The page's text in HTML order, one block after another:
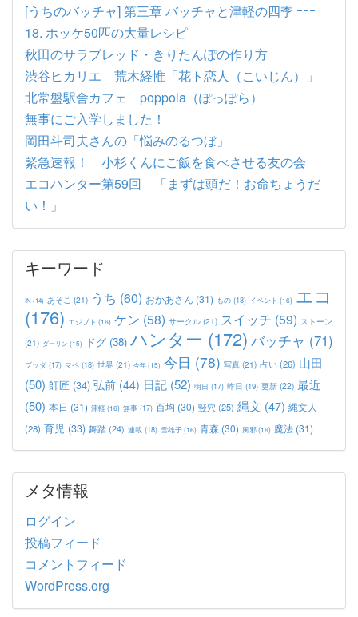
[うちのバッチャ] 第三章 バッチャと津軽の四季 ｰｰｰ
18. ホッケ50匹の大量レシピ
秋田のサラブレッド・きりたんぽの作り方
渋谷ヒカリエ 荒木経惟「花ト恋人（こいじん）」
北常盤駅舎カフェ poppola（ぽっぽら）
無事にご入学しました！
岡田斗司夫さんの「悩みのるつぼ」
緊急速報！ 小杉くんにご飯を食べさせる友の会
エコハンター第59回 「まずは頭だ！お命ちょうだ
い！」
キーワード
IN(14) あそこ (21) うち (60) おかあさん (31) もの (18) イベント (16) エコ
(176) エジプト (16) ケン (58) サークル (21) スイッチ (59) ストーン
(21) ダーリン(15) ドグ (38) ハンター (172) バッチャ (71)
ブッダ (17) マペ (18) 世界 (21) 今年(15) 今日 (78) 写真 (21) 占い(26) 山田
(50) 師匠 (34) 弘前 (44) 日記 (52) 明日 (17) 昨日 (19) 更新 (22) 最近
(50) 本日 (31) 津軽(16) 無事 (17) 百均 (30) 竪穴 (25) 縄文 (47) 縄文人
(28) 育児 (33) 舞踏 (24) 連載 (18) 雪雄子(16) 青森 (30) 風邪(16) 魔法 (31)
メタ情報
ログイン
投稿フィード
コメントフィード
WordPress.org